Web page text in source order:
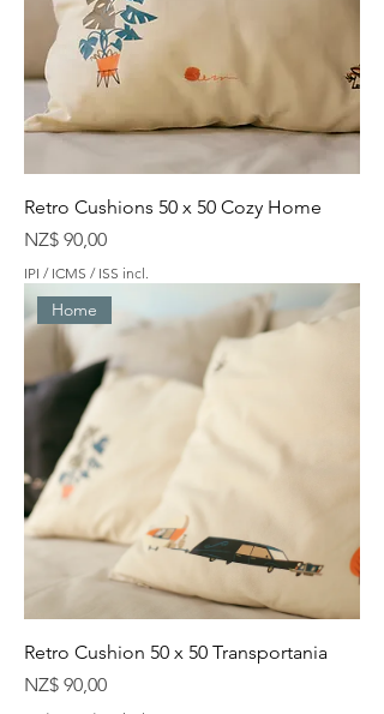
Retro Cushions 50 x 50 Cozy Home
Preço
NZ$ 90,00
IPI / ICMS / ISS incl.
Home
Retro Cushion 50 x 50 Transportania
Preço
NZ$ 90,00